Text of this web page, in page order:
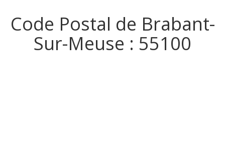
Code Postal de Brabant-
Sur-Meuse : 55100